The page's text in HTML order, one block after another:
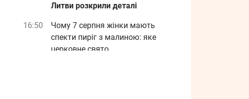
Литви розкрили деталі
16:50
Чому 7 серпня жінки мають
спекти пиріг з малиною: яке
церковне свято